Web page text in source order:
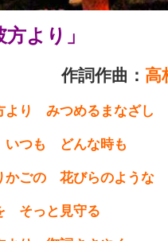
方より」
作曲： 高
り みつめるまなざし
も どんな時も
ごの 花びらのような
っと見守る